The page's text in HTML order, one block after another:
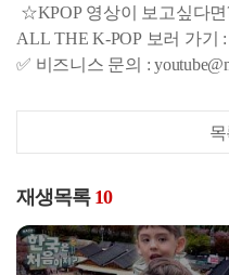
☆KPOP 영상이 보고싶다
ALL THE K-POP 보러 가기 :
✅ 비즈니스 문의 :
목
재생목록 10